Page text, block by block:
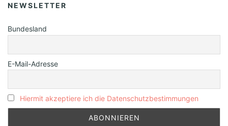
NEWSLETTER
Bundesland
E-Mail-Adresse
Hiermit akzeptiere ich die Datenschutzbestimmungen